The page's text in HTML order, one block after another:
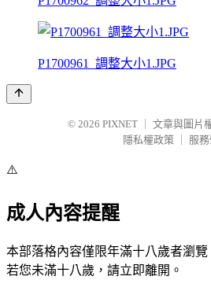
P1700961_調整大小1.JPG
© 2026 PIXNET
文章與圖片
隱私權政策
服
⚠️
成人內容提醒
本部落格內容僅限年滿十八歲者瀏覽
若您未滿十八歲，請立即離開。